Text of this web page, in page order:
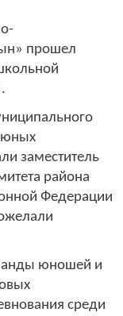
прошел
юных
заместитель
района
Федерации
юношей и
среди